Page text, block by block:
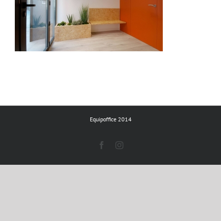
Equipoffice 2014
FacebookInstagram